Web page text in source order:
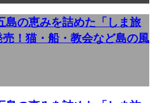
島の恵みを詰めた「しま旅
！猫・船・教会など島の風